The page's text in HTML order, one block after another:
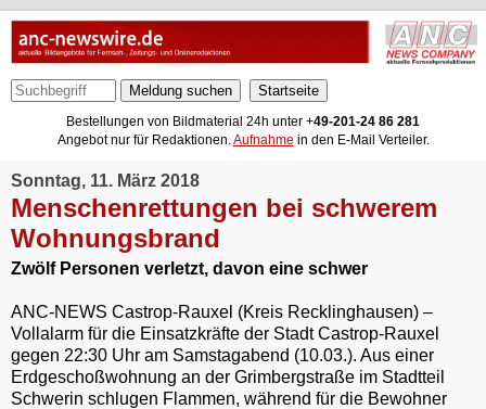
Meldung suchen
Bestellungen von Bildmaterial 24h unter +49-201-24 86 281
Angebot nur für Redaktionen.Aufnahme in den E-Mail Verteiler.
Sonntag, 11. März 2018
Menschenrettungen bei schwerem
Wohnungsbrand
Zwölf Personen verletzt, davon eine schwer
ANC-NEWS Castrop-Rauxel (Kreis Recklinghausen) –
Vollalarm für die Einsatzkräfte der Stadt Castrop-Rauxel
gegen 22:30 Uhr am Samstagabend (10.03.). Aus einer
Erdgeschoßwohnung an der Grimbergstraße im Stadtteil
Schwerin schlugen Flammen, während für die Bewohner